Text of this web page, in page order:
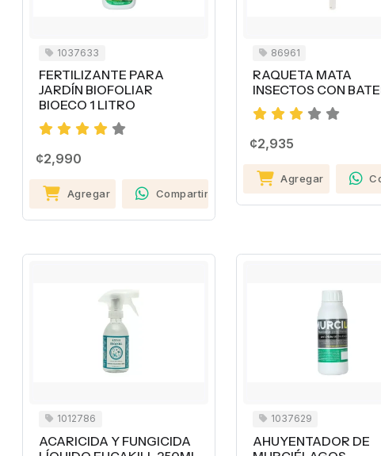
1037633
FERTILIZANTE PARA
JARDÍN BIOFOLIAR
BIOECO 1 LITRO
¢2,990
Agregar Compartir
86961
RAQUETA MATA
INSECTOS CON
¢2,935
Agregar
1012786
ACARICIDA Y FUNGICIDA
1037629
AHUYENTADOR DE